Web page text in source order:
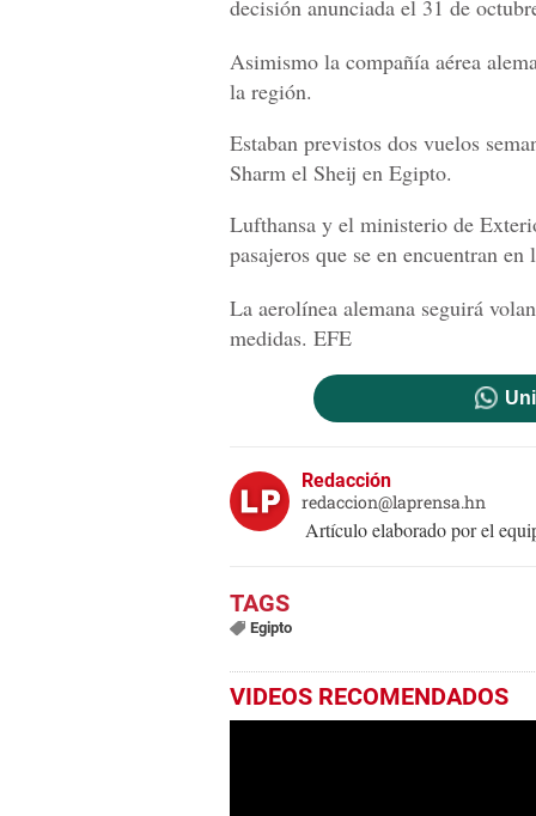
decisión anunciada el 31 de
Asimismo la compañía aérea
la región.
Estaban previstos dos vuelos
Sharm el Sheij en Egipto.
Lufthansa y el ministerio de
pasajeros que se en encuentran
La aerolínea alemana seguirá
medidas. EFE
Redacción
redaccion@laprensa.hn
Artículo elaborado por el
Egipto
VIDEOS RECOMENDADOS